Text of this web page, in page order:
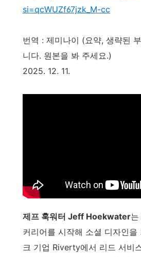
si=qcWUZf67jzk_M-cc
번역 : 제미나이 (요약, 생략된
니다. 원본을 봐 주세요.)
2025. 12. 11.
제프 훅워터 Jeff Hoekwater
커리어를 시작해 소셜 디자인을
크 기업 Riverty에서 리드 서비